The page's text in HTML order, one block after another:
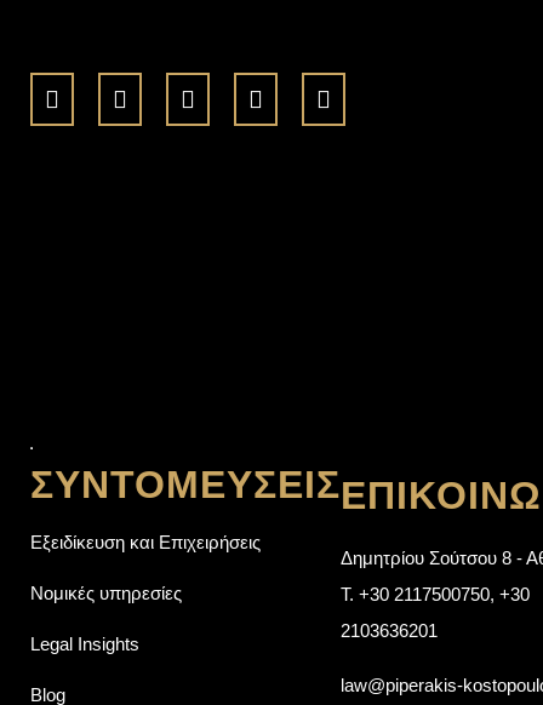
ΣΥΝΤΟΜΕΎΣΕΙΣ
Εξειδίκευση και Επιχειρήσεις
Νομικές υπηρεσίες
Legal Insights
Blog
Δημητρίου Σούτσου 8 -
T. +30 2117500750, +30
2103636201
law@piperakis-